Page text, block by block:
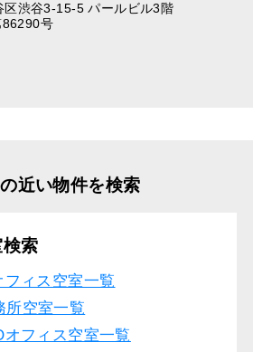
渋谷3-15-5 パールビル3階
86290号
近い物件を検索
索
ィス空室一覧
所空室一覧
フィス空室一覧